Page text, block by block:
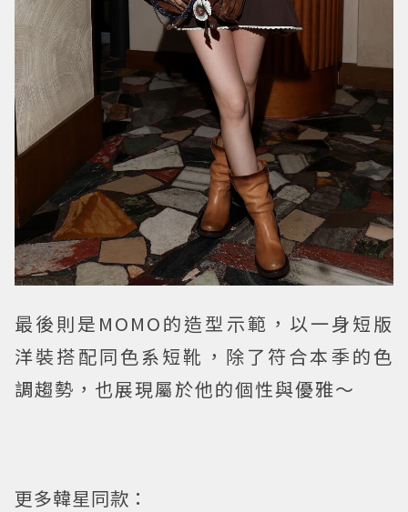
最後則是MOMO的造型示範，以一身短版
洋裝搭配同色系短靴，除了符合本季的色
調趨勢，也展現屬於他的個性與優雅～
更多韓星同款：